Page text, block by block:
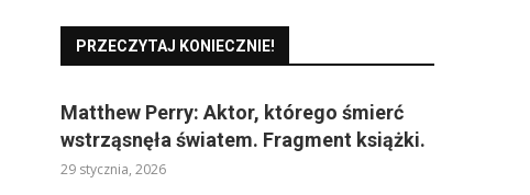
PRZECZYTAJ KONIECZNIE!
Matthew Perry: Aktor, którego śmierć
wstrząsnęła światem. Fragment książki.
29 stycznia, 2026